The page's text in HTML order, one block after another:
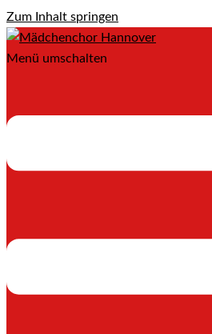
Zum Inhalt springen
Menü umschalten